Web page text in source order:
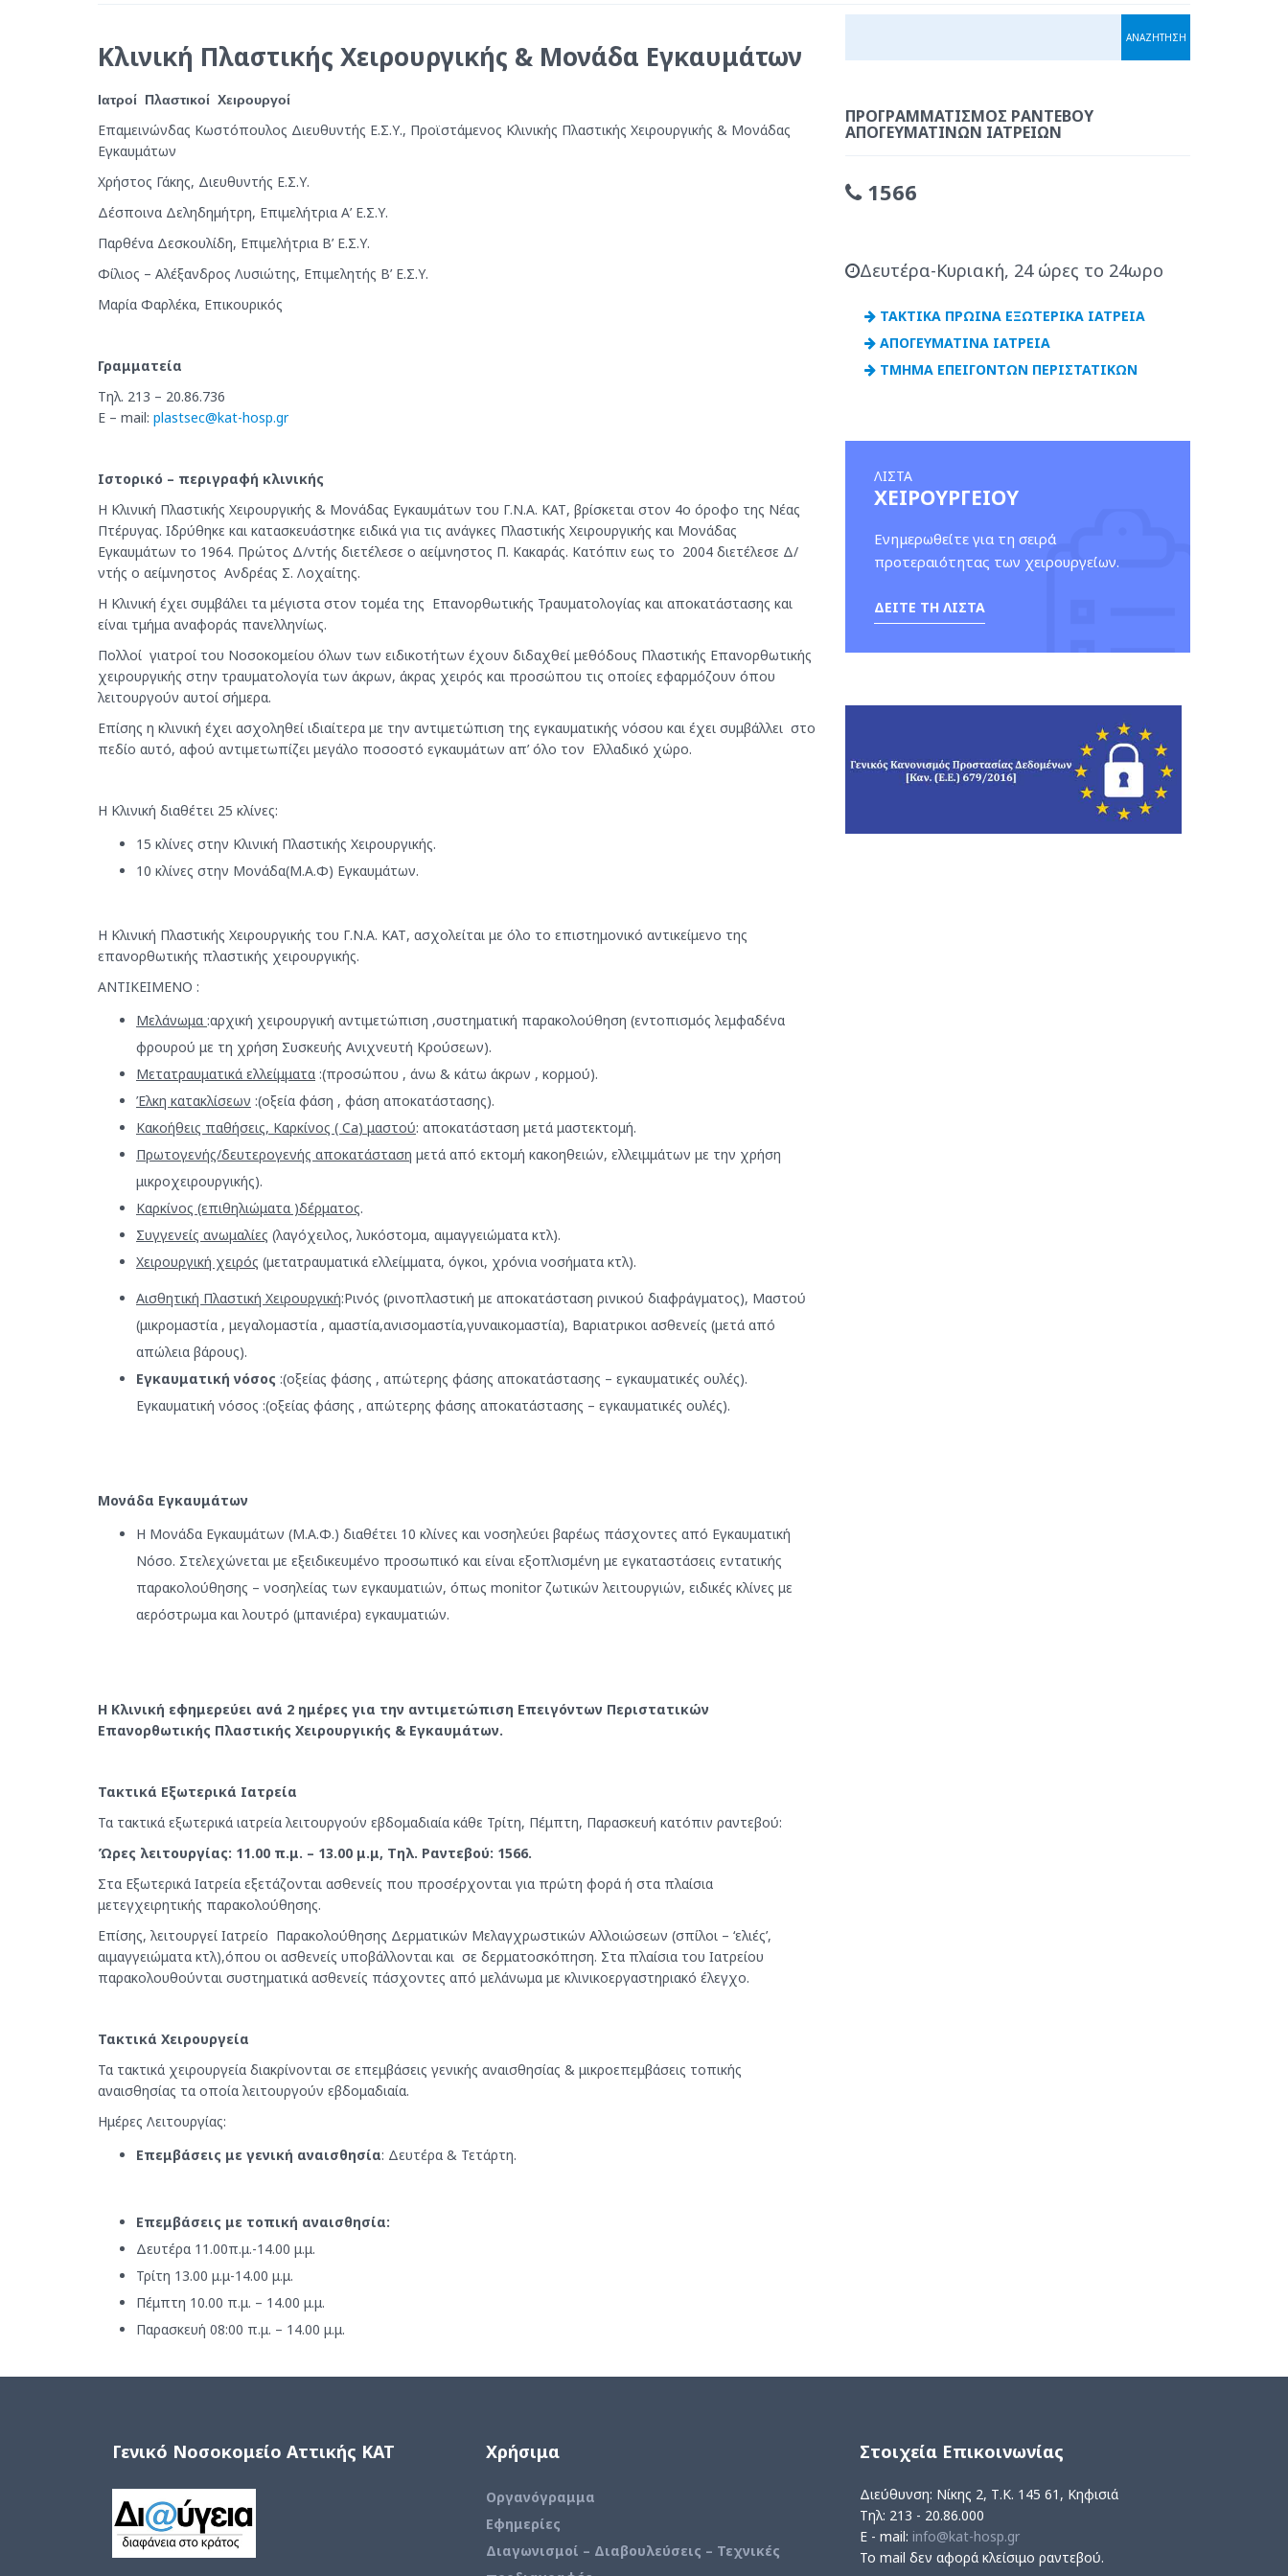
Κλινική Πλαστικής Χειρουργικής & Μονάδα Εγκαυμάτων
Ιατροί Πλαστικοί Χειρουργοί
Επαμεινώνδας Κωστόπουλος Διευθυντής Ε.Σ.Υ., Προϊστάμενος Κλινικής Πλαστικής Χειρουργικής & Μονάδας
Εγκαυμάτων
Χρήστος Γάκης, Διευθυντής Ε.Σ.Υ.
Δέσποινα Δεληδημήτρη, Επιμελήτρια Α’ Ε.Σ.Υ.
Παρθένα Δεσκουλίδη, Επιμελήτρια Β’ Ε.Σ.Υ.
Φίλιος – Αλέξανδρος Λυσιώτης, Επιμελητής Β’ Ε.Σ.Υ.
Μαρία Φαρλέκα, Επικουρικός
Γραμματεία
Τηλ. 213 – 20.86.736
E – mail: plastsec@kat-hosp.gr
Ιστορικό – περιγραφή κλινικής
Η Κλινική Πλαστικής Χειρουργικής & Μονάδας Εγκαυμάτων του Γ.Ν.Α. ΚΑΤ, βρίσκεται στον 4ο όροφο της Νέας
Πτέρυγας. Ιδρύθηκε και κατασκευάστηκε ειδικά για τις ανάγκες Πλαστικής Χειρουργικής και Μονάδας
Εγκαυμάτων το 1964. Πρώτος Δ/ντής διετέλεσε ο αείμνηστος Π. Κακαράς. Κατόπιν εως το 2004 διετέλεσε Δ/
ντής ο αείμνηστος Ανδρέας Σ. Λοχαίτης.
Η Κλινική έχει συμβάλει τα μέγιστα στον τομέα της Επανορθωτικής Τραυματολογίας και αποκατάστασης και
είναι τμήμα αναφοράς πανελληνίως.
Πολλοί γιατροί του Νοσοκομείου όλων των ειδικοτήτων έχουν διδαχθεί μεθόδους Πλαστικής Επανορθωτικής
χειρουργικής στην τραυματολογία των άκρων, άκρας χειρός και προσώπου τις οποίες εφαρμόζουν όπου
λειτουργούν αυτοί σήμερα.
Επίσης η κλινική έχει ασχοληθεί ιδιαίτερα με την αντιμετώπιση της εγκαυματικής νόσου και έχει συμβάλλει στο
πεδίο αυτό, αφού αντιμετωπίζει μεγάλο ποσοστό εγκαυμάτων απ’ όλο τον Ελλαδικό χώρο.
Η Κλινική διαθέτει 25 κλίνες:
15 κλίνες στην Κλινική Πλαστικής Χειρουργικής.
10 κλίνες στην Μονάδα(M.A.Φ) Εγκαυμάτων.
Η Κλινική Πλαστικής Χειρουργικής του Γ.Ν.Α. ΚΑΤ, ασχολείται με όλο το επιστημονικό αντικείμενο της
επανορθωτικής πλαστικής χειρουργικής.
ΑΝΤΙΚΕΙΜΕΝΟ :
Μελάνωμα :αρχική χειρουργική αντιμετώπιση ,συστηματική παρακολούθηση (εντοπισμός λεμφαδένα
φρουρού με τη χρήση Συσκευής Ανιχνευτή Κρούσεων).
Μετατραυματικά ελλείμματα :(προσώπου , άνω & κάτω άκρων , κορμού).
Έλκη κατακλίσεων :(οξεία φάση , φάση αποκατάστασης).
Κακοήθεις παθήσεις, Καρκίνος ( Ca) μαστού: αποκατάσταση μετά μαστεκτομή.
Πρωτογενής/δευτερογενής αποκατάσταση μετά από εκτομή κακοηθειών, ελλειμμάτων με την χρήση
μικροχειρουργικής).
Καρκίνος (επιθηλιώματα )δέρματος.
Συγγενείς ανωμαλίες (λαγόχειλος, λυκόστομα, αιμαγγειώματα κτλ).
Χειρουργική χειρός (μετατραυματικά ελλείμματα, όγκοι, χρόνια νοσήματα κτλ).
Αισθητική Πλαστική Χειρουργική:Ρινός (ρινοπλαστική με αποκατάσταση ρινικού διαφράγματος), Μαστού
(μικρομαστία , μεγαλομαστία , αμαστία,ανισομαστία,γυναικομαστία), Βαριατρικοι ασθενείς (μετά από
απώλεια βάρους).
Εγκαυματική νόσος :(οξείας φάσης , απώτερης φάσης αποκατάστασης – εγκαυματικές ουλές).
Εγκαυματική νόσος :(οξείας φάσης , απώτερης φάσης αποκατάστασης – εγκαυματικές ουλές).
Μονάδα Εγκαυμάτων
Η Μονάδα Εγκαυμάτων (Μ.Α.Φ.) διαθέτει 10 κλίνες και νοσηλεύει βαρέως πάσχοντες από Εγκαυματική
Νόσο. Στελεχώνεται με εξειδικευμένο προσωπικό και είναι εξοπλισμένη με εγκαταστάσεις εντατικής
παρακολούθησης – νοσηλείας των εγκαυματιών, όπως monitor ζωτικών λειτουργιών, ειδικές κλίνες με
αερόστρωμα και λουτρό (μπανιέρα) εγκαυματιών.
Η Κλινική εφημερεύει ανά 2 ημέρες για την αντιμετώπιση Επειγόντων Περιστατικών
Eπανορθωτικής Πλαστικής Χειρουργικής & Εγκαυμάτων.
Τακτικά Εξωτερικά Ιατρεία
Τα τακτικά εξωτερικά ιατρεία λειτουργούν εβδομαδιαία κάθε Τρίτη, Πέμπτη, Παρασκευή κατόπιν ραντεβού:
Ώρες λειτουργίας: 11.00 π.μ. – 13.00 μ.μ, Τηλ. Ραντεβού: 1566.
Στα Εξωτερικά Ιατρεία εξετάζονται ασθενείς που προσέρχονται για πρώτη φορά ή στα πλαίσια
μετεγχειρητικής παρακολούθησης.
Επίσης, λειτουργεί Ιατρείο Παρακολούθησης Δερματικών Μελαγχρωστικών Αλλοιώσεων (σπίλοι – ‘ελιές’,
αιμαγγειώματα κτλ),όπου οι ασθενείς υποβάλλονται και σε δερματοσκόπηση. Στα πλαίσια του Ιατρείου
παρακολουθούνται συστηματικά ασθενείς πάσχοντες από μελάνωμα με κλινικοεργαστηριακό έλεγχο.
Τακτικά Χειρουργεία
Τα τακτικά χειρουργεία διακρίνονται σε επεμβάσεις γενικής αναισθησίας & μικροεπεμβάσεις τοπικής
αναισθησίας τα οποία λειτουργούν εβδομαδιαία.
Ημέρες Λειτουργίας:
Επεμβάσεις με γενική αναισθησία: Δευτέρα & Τετάρτη.
Επεμβάσεις με τοπική αναισθησία:
Δευτέρα 11.00π.μ.-14.00 μ.μ.
Τρίτη 13.00 μ.μ-14.00 μ.μ.
Πέμπτη 10.00 π.μ. – 14.00 μ.μ.
Παρασκευή 08:00 π.μ. – 14.00 μ.μ.
ΠΡΟΓΡΑΜΜΑΤΙΣΜΌΣ ΡΑΝΤΕΒΟΎ
ΑΠΟΓΕΥΜΑΤΙΝΏΝ ΙΑΤΡΕΊΩΝ
1566
Δευτέρα-Κυριακή, 24 ώρες το 24ωρο
ΤΑΚΤΙΚΑ ΠΡΩΙΝΑ ΕΞΩΤΕΡΙΚΑ ΙΑΤΡΕΙΑ
ΑΠΟΓΕΥΜΑΤΙΝΑ ΙΑΤΡΕΙΑ
ΤΜΗΜΑ ΕΠΕΙΓΟΝΤΩΝ ΠΕΡΙΣΤΑΤΙΚΩΝ
ΛΙΣΤΑ
ΧΕΙΡΟΥΡΓΕΙΟΥ
Ενημερωθείτε για τη σειρά
προτεραιότητας των χειρουργείων.
ΔΕΙΤΕ ΤΗ ΛΙΣΤΑ
Γενικό Νοσοκομείο Αττικής ΚΑΤ Χρήσιμα
Οργανόγραμμα
Εφημερίες
Διαγωνισμοί – Διαβουλεύσεις – Τεχνικές
Στοιχεία Επικοινωνίας
Διεύθυνση: Νίκης 2, Τ.Κ. 145 61, Κηφισιά
Τηλ: 213 - 20.86.000
E - mail: info@kat-hosp.gr
Το mail δεν αφορά κλείσιμο ραντεβού.